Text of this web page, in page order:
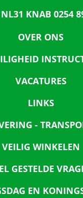
NL31 KNAB 0254
OVER ONS
VACATURES
LINKS
-
VEILIG WINKELEN
GESTELDE
EN